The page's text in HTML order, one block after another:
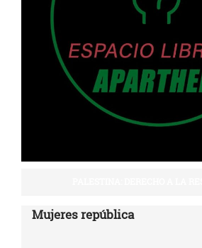
Mujeres república